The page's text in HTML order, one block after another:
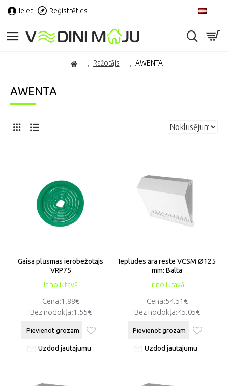
Ieiet Reģistrēties
Ražotājs AWENTA
AWENTA
Ir noliktavā
Gaisa plūsmas ierobežotājs
VRP75
Cena:1.88€
Bez nodokļa:1.55€
Pievienot grozam
Uzdod jautājumu
Ir noliktavā
Ieplūdes āra reste VCSM Ø125
mm: Balta
Cena:54.51€
Bez nodokļa:45.05€
Pievienot grozam
Uzdod jautājumu